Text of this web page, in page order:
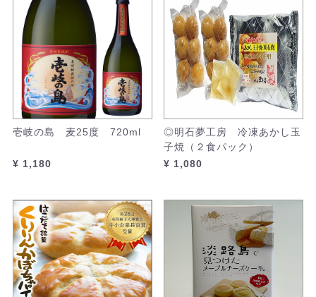
壱岐の島 麦25度 720ml
¥ 1,180
◎明石夢工房 冷凍あかし玉
子焼（２食パック）
¥ 1,080